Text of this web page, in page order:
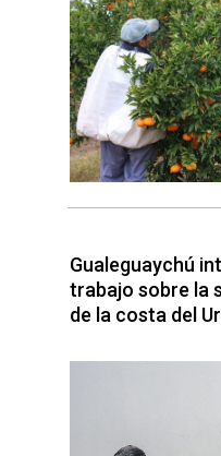
Gualeguaychú
trabajo sobre la
de la costa del